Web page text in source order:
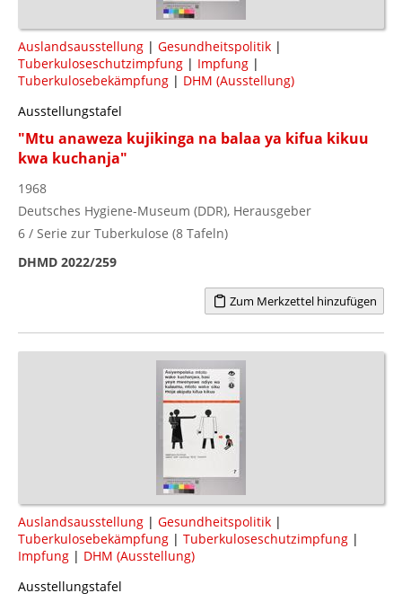
Auslandsausstellung | Gesundheitspolitik |
Tuberkuloseschutzimpfung | Impfung |
Tuberkulosebekämpfung | DHM (Ausstellung)
Ausstellungstafel
"Mtu anaweza kujikinga na balaa ya kifua kikuu
kwa kuchanja"
1968
Deutsches Hygiene-Museum (DDR), Herausgeber
6 / Serie zur Tuberkulose (8 Tafeln)
DHMD 2022/259
Zum Merkzettel hinzufügen
Auslandsausstellung | Gesundheitspolitik |
Tuberkulosebekämpfung | Tuberkuloseschutzimpfung |
Impfung | DHM (Ausstellung)
Ausstellungstafel